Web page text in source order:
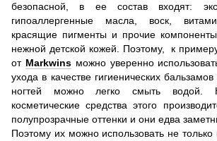
безопасной, в ее состав входят:
гипоаллергенные масла, воск,
красящие пигменты и прочие
нежной детской кожей. Поэтому, к
от Markwinsможно уверенно
ухода в качестве гигиенических
ногтей можно легко смыть водой.
косметические средства этого
полупрозрачные оттенки и они едва
Поэтому их можно использовать не